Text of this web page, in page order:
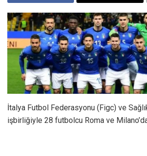
İtalya Futbol Federasyonu (Figc) ve Sağlık
işbirliğiyle 28 futbolcu Roma ve Milano’da